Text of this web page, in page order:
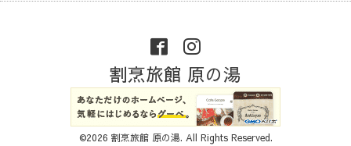
割烹旅館 原の湯
©2026 割烹旅館 原の湯. All Rights Reserved.